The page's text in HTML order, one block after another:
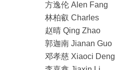
方逸伦 Alen Fang
林柏叡 Charles
赵晴 Qing Zhao
郭迦南 Jianan Guo
邓孝慈 Xiaoci Deng